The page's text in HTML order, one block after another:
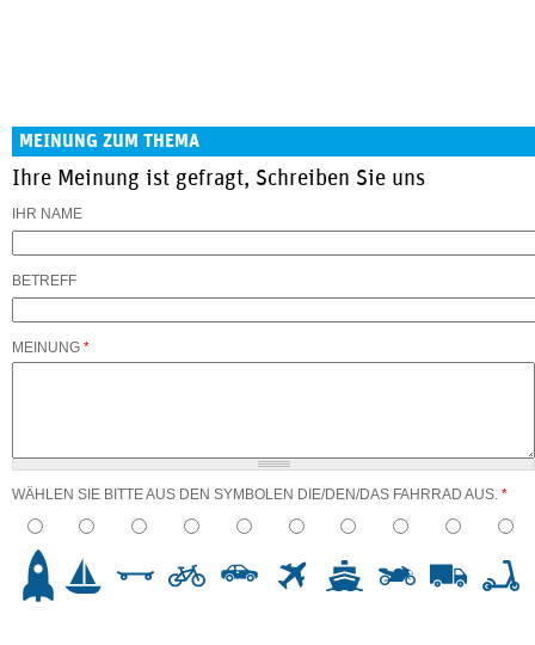
MEINUNG ZUM THEMA
Ihre Meinung ist gefragt, Schreiben Sie uns
IHR NAME
BETREFF
MEINUNG *
WÄHLEN SIE BITTE AUS DEN SYMBOLEN DIE/DEN/DAS FAHRRAD AUS. *